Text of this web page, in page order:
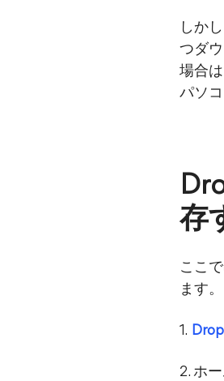
しか
つダ
場合
パソ
存
ここ
ます。
1.
2. ホ